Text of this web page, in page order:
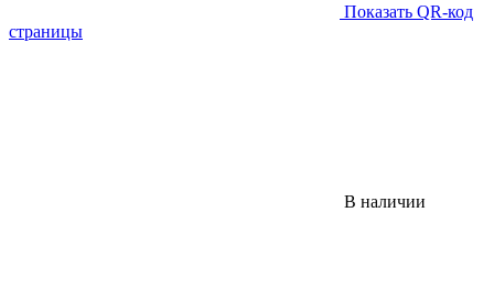
Показать QR-код
страницы
В наличии